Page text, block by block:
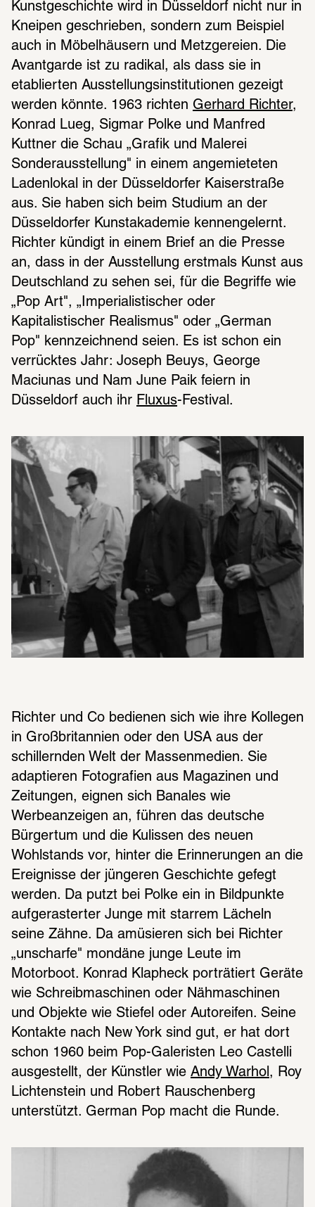
Kunstgeschichte wird in Düsseldorf nicht nur in
Kneipen geschrieben, sondern zum Beispiel
auch in Möbelhäusern und Metzgereien. Die
Avantgarde ist zu radikal, als dass sie in
etablierten Ausstellungsinstitutionen gezeigt
werden könnte. 1963 richten Gerhard Richter,
Konrad Lueg, Sigmar Polke und Manfred
Kuttner die Schau „Grafik und Malerei
Sonderausstellung" in einem angemieteten
Ladenlokal in der Düsseldorfer Kaiserstraße
aus. Sie haben sich beim Studium an der
Düsseldorfer Kunstakademie kennengelernt.
Richter kündigt in einem Brief an die Presse
an, dass in der Ausstellung erstmals Kunst aus
Deutschland zu sehen sei, für die Begriffe wie
„Pop Art", „Imperialistischer oder
Kapitalistischer Realismus" oder „German
Pop" kennzeichnend seien. Es ist schon ein
verrücktes Jahr: Joseph Beuys, George
Maciunas und Nam June Paik feiern in
Düsseldorf auch ihr Fluxus-Festival.
Richter und Co bedienen sich wie ihre Kollegen
in Großbritannien oder den USA aus der
schillernden Welt der Massenmedien. Sie
adaptieren Fotografien aus Magazinen und
Zeitungen, eignen sich Banales wie
Werbeanzeigen an, führen das deutsche
Bürgertum und die Kulissen des neuen
Wohlstands vor, hinter die Erinnerungen an die
Ereignisse der jüngeren Geschichte gefegt
werden. Da putzt bei Polke ein in Bildpunkte
aufgerasterter Junge mit starrem Lächeln
seine Zähne. Da amüsieren sich bei Richter
„unscharfe" mondäne junge Leute im
Motorboot. Konrad Klapheck porträtiert Geräte
wie Schreibmaschinen oder Nähmaschinen
und Objekte wie Stiefel oder Autoreifen. Seine
Kontakte nach New York sind gut, er hat dort
schon 1960 beim Pop-Galeristen Leo Castelli
ausgestellt, der Künstler wie Andy Warhol , Roy
Lichtenstein und Robert Rauschenberg
unterstützt. German Pop macht die Runde.